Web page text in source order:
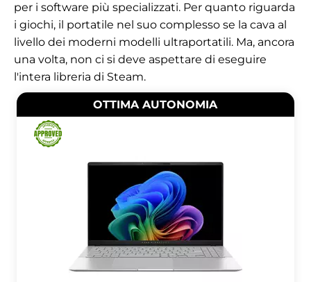
per i software più specializzati. Per quanto riguarda
i giochi, il portatile nel suo complesso se la cava al
livello dei moderni modelli ultraportatili. Ma, ancora
una volta, non ci si deve aspettare di eseguire
l'intera libreria di Steam.
OTTIMA AUTONOMIA